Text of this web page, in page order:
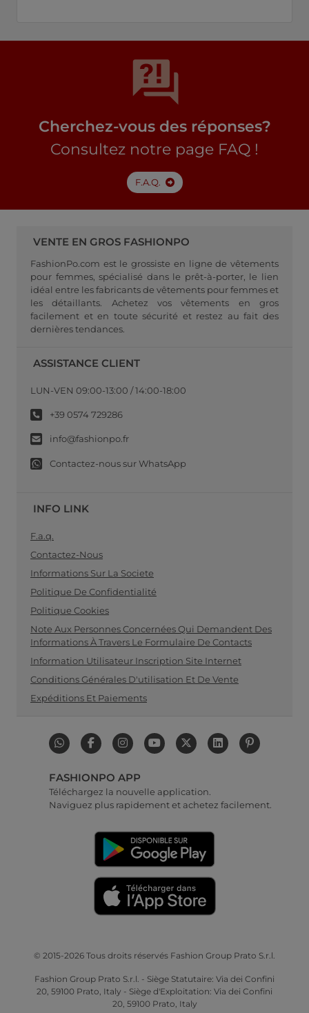
Cherchez-vous des réponses?
Consultez notre page FAQ !
F.A.Q.
VENTE EN GROS FASHIONPO
FashionPo.com est le grossiste en ligne de vêtements
pour femmes, spécialisé dans le prêt-à-porter, le lien
idéal entre les fabricants de vêtements pour femmes et
les détaillants. Achetez vos vêtements en gros
facilement et en toute sécurité et restez au fait des
dernières tendances.
ASSISTANCE CLIENT
LUN-VEN 09:00-13:00 / 14:00-18:00
+39 0574 729286
info@fashionpo.fr
Contactez-nous sur WhatsApp
INFO LINK
F.a.q.
Contactez-Nous
Informations Sur La Societe
Politique De Confidentialité
Politique Cookies
Note Aux Personnes Concernées Qui Demandent Des
Informations À Travers Le Formulaire De Contacts
Information Utilisateur Inscription Site Internet
Conditions Générales D'utilisation Et De Vente
Expéditions Et Paiements
FASHIONPO APP
Téléchargez la nouvelle application.
Naviguez plus rapidement et achetez facilement.
© 2015-2026 Tous droits réservés Fashion Group Prato S.r.l.
Fashion Group Prato S.r.l. - Siège Statutaire: Via dei Confini
20, 59100 Prato, Italy - Siège d'Exploitation: Via dei Confini
20, 59100 Prato, Italy